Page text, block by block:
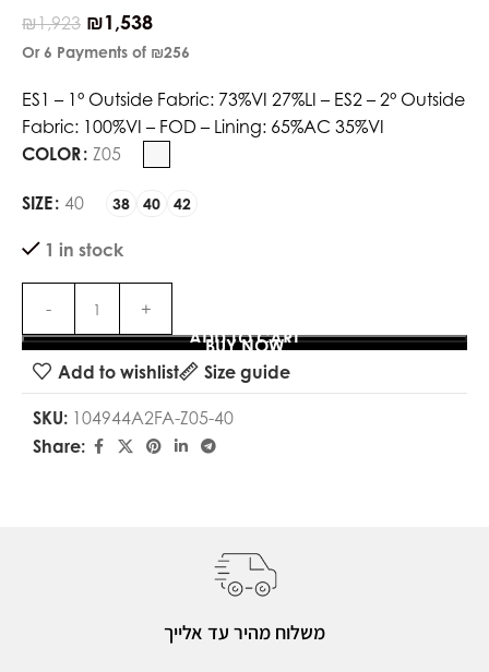
₪1,923 ₪1,538
Or 6 Payments of ₪256
ES1 – 1° Outside Fabric: 73%VI 27%LI – ES2 – 2° Outside
Fabric: 100%VI – FOD – Lining: 65%AC 35%VI
COLOR Z05
SIZE 40 38 40 42
1 in stock
ADD TO CART
BUY NOW
Add to wishlist
Size guide
SKU: 104944A2FA-Z05-40
Share:
משלוח מהיר עד אלייך